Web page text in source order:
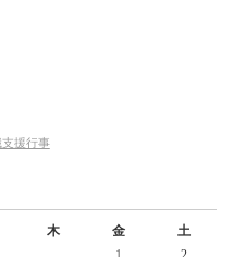
援行事
木 金
土